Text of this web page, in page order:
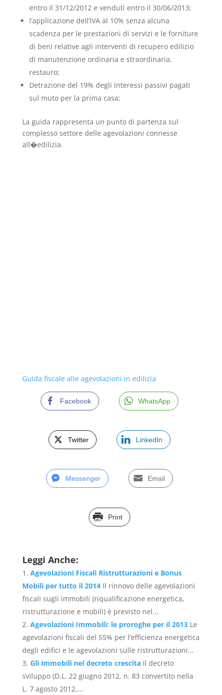
entro il 31/12/2012 e venduti entro il 30/06/2013;
l’applicazione dell’IVA al 10% senza alcuna
scadenza per le prestazioni di servizi e le forniture
di beni relative agli interventi di recupero edilizio
di manutenzione ordinaria e straordinaria,
restauro;
Detrazione del 19% degli interessi passivi pagati
sul muto per la prima casa;
La guida rappresenta un punto di partenza sul
complesso settore delle agevolazioni connesse
all�edilizia.
Guida fiscale alle agevolazioni in edilizia
Facebook WhatsApp
Twitter LinkedIn
Messenger Email
Print
Leggi Anche:
Agevolazioni Fiscali Ristrutturazioni e Bonus
Mobili per tutto il 2014 Il rinnovo delle agevolazioni
fiscali sugli immobili (riqualificazione energetica,
ristrutturazione e mobili) è previsto nel...
Agevolazioni Immobili: le proroghe per il 2013 Le
agevolazioni fiscali del 55% per l’efficienza energetica
degli edifici e le agevolazioni sulle ristrutturazioni...
Gli immobili nel decreto crescita Il decreto
sviluppo (D.L. 22 giugno 2012, n. 83 convertito nella
L. 7 agosto 2012,...